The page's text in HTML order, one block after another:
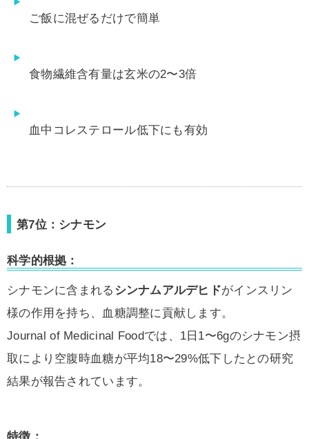
ご飯に混ぜるだけで簡単
食物繊維含有量は玄米の2〜3倍
血中コレステロール低下にも有効
第7位：シナモン
科学的根拠：
シナモンに含まれる シンナムアルデヒドがインスリン
様の作用を持ち、血糖調整に貢献します。
Journal of Medicinal Foodでは、1日1〜6gのシナモン摂
取により空腹時血糖が平均18〜29%低下したとの研究
結果が報告されています。